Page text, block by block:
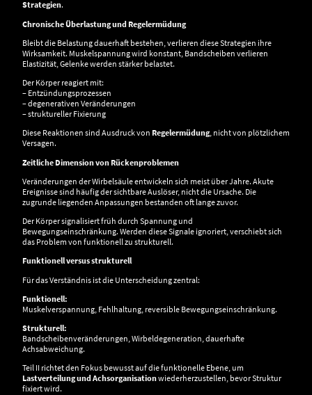
Strategien.
Chronische Überlastung und Regelermüdung
Bleibt die Belastung dauerhaft bestehen, verlieren diese Strategien ihre
Wirksamkeit. Muskelspannung wird konstant, Bandscheiben verlieren
Elastizität, Gelenke werden stärker belastet.
Der Körper reagiert mit:
– Entzündungsprozessen
– degenerativen Veränderungen
– struktureller Fixierung
Diese Reaktionen sind Ausdruck von Regelermüdung, nicht von plötzlichem
Versagen.
Zeitliche Dimension von Rückenproblemen
Veränderungen der Wirbelsäule entwickeln sich meist über Jahre. Akute
Ereignisse sind häufig der sichtbare Auslöser, nicht die Ursache. Die
zugrunde liegenden Anpassungen bestanden oft lange zuvor.
Der Körper signalisiert früh durch Spannung und
Bewegungseinschränkung. Werden diese Signale ignoriert, verschiebt sich
das Problem von funktionell zu strukturell.
Funktionell versus strukturell
Für das Verständnis ist die Unterscheidung zentral:
Funktionell:
Muskelverspannung, Fehlhaltung, reversible Bewegungseinschränkung.
Strukturell:
Bandscheibenveränderungen, Wirbeldegeneration, dauerhafte
Achsabweichung.
Teil II richtet den Fokus bewusst auf die funktionelle Ebene, um
Lastverteilung und Achsorganisationwiederherzustellen, bevor Struktur
fixiert wird.